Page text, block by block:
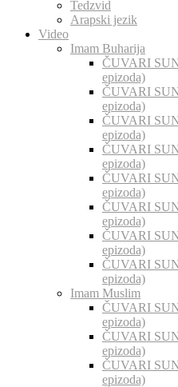
Tedzvid
Arapski jezik
Video
Imam Buharija
ČUVARI
epizoda)
ČUVARI
epizoda)
ČUVARI
epizoda)
ČUVARI
epizoda)
ČUVARI
epizoda)
ČUVARI
epizoda)
ČUVARI
epizoda)
ČUVARI
epizoda)
Imam Muslim
ČUVARI
epizoda)
ČUVARI
epizoda)
ČUVARI
epizoda)